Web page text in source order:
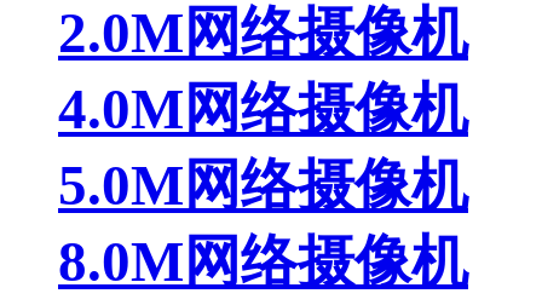
2.0M网络摄像机
4.0M网络摄像机
5.0M网络摄像机
8.0M网络摄像机